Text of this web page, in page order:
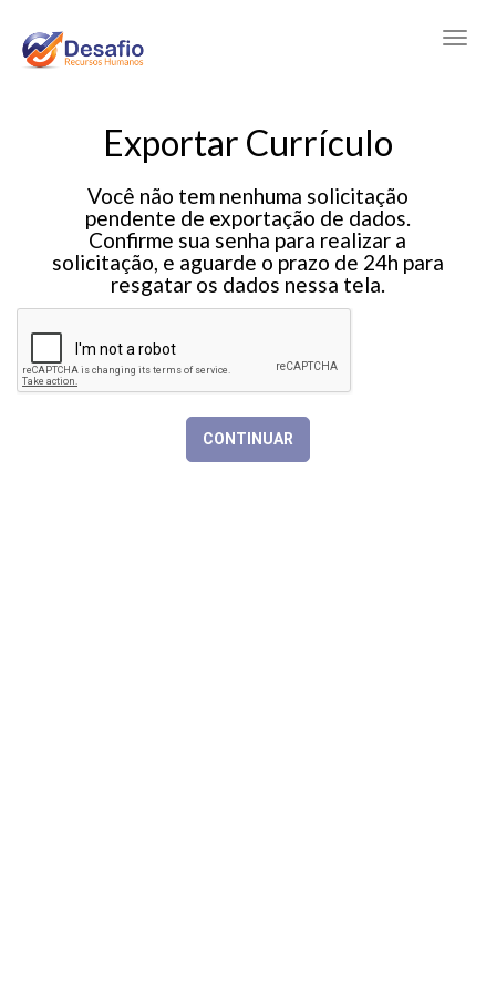
Exportar Currículo
Você não tem nenhuma solicitação
pendente de exportação de dados.
Confirme sua senha para realizar a
solicitação, e aguarde o prazo de 24h para
resgatar os dados nessa tela.